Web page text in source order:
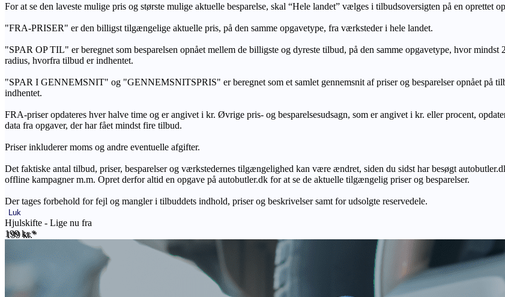
For at se den laveste mulige pris og største mulige aktuelle besparelse, skal “Hele landet” vælges i tilbudsoversigten på en oprettet
"FRA-PRISER" er den billigst tilgængelige aktuelle pris, på den samme opgavetype, fra værksteder i hele landet.
"SPAR OP TIL" er beregnet som besparelsen opnået mellem de billigste og dyreste tilbud, på den samme opgavetype, hvor
radius, hvorfra tilbud er indhentet.
"SPAR I GENNEMSNIT" og "GENNEMSNITSPRIS" er beregnet som et samlet gennemsnit af priser og besparelser opnået på
indhentet.
FRA-priser opdateres hver halve time og er angivet i kr. Øvrige pris- og besparelsesudsagn, som er angivet i kr. eller procent,
data fra opgaver, der har fået mindst fire tilbud.
Priser inkluderer moms og andre eventuelle afgifter.
Det faktiske antal tilbud, priser, besparelser og værkstedernes tilgængelighed kan være ændret, siden du sidst har besøgt
offline kampagner m.m. Opret derfor altid en opgave på autobutler.dk for at se de aktuelle tilgængelig priser og besparelser.
Der tages forbehold for fejl og mangler i tilbuddets indhold, priser og beskrivelser samt for udsolgte reservedele.
Luk
Hjulskifte - Lige nu fra
199 kr.*